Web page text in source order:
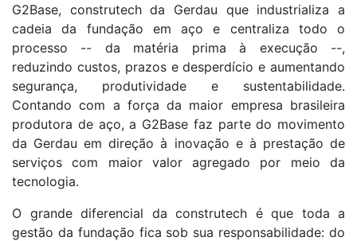
G2Base, construtech da Gerdau que industrializa a
cadeia da fundação em aço e centraliza todo o
processo -- da matéria prima à execução --,
reduzindo custos, prazos e desperdício e aumentando
segurança, produtividade e sustentabilidade.
Contando com a força da maior empresa brasileira
produtora de aço, a G2Base faz parte do movimento
da Gerdau em direção à inovação e à prestação de
serviços com maior valor agregado por meio da
tecnologia.
O grande diferencial da construtech é que toda a
gestão da fundação fica sob sua responsabilidade: do